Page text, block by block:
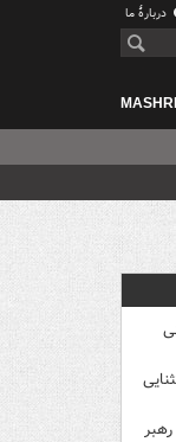
دربارهٔ ما
رهبری رهبر